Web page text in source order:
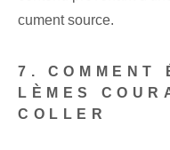
cument source.
7. COMMENT
LÈMES
COLLER